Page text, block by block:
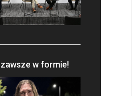
w formie!